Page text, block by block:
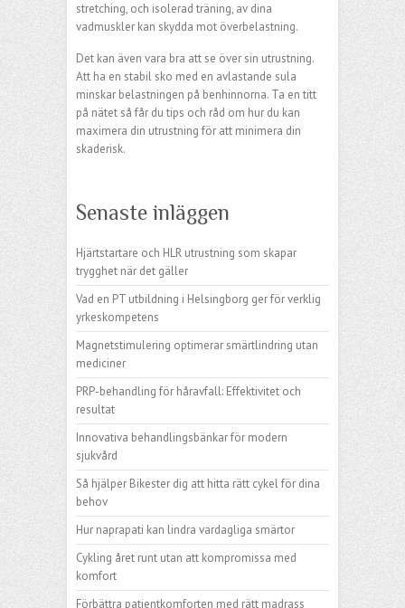
stretching, och isolerad träning, av dina
vadmuskler kan skydda mot överbelastning.
Det kan även vara bra att se över sin utrustning.
Att ha en stabil sko med en avlastande sula
minskar belastningen på benhinnorna. Ta en titt
på nätet så får du tips och råd om hur du kan
maximera din utrustning för att minimera din
skaderisk.
Senaste inläggen
Hjärtstartare och HLR utrustning som skapar
trygghet när det gäller
Vad en PT utbildning i Helsingborg ger för verklig
yrkeskompetens
Magnetstimulering optimerar smärtlindring utan
mediciner
PRP-behandling för håravfall: Effektivitet och
resultat
Innovativa behandlingsbänkar för modern
sjukvård
Så hjälper Bikester dig att hitta rätt cykel för dina
behov
Hur naprapati kan lindra vardagliga smärtor
Cykling året runt utan att kompromissa med
komfort
Förbättra patientkomforten med rätt madrass